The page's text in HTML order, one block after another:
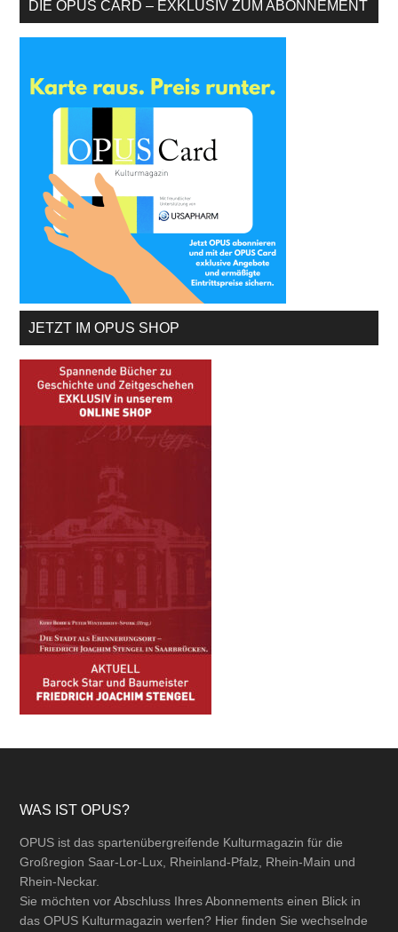
DIE OPUS CARD – EXKLUSIV ZUM ABONNEMENT
JETZT IM OPUS SHOP
Footer
WAS IST OPUS?
OPUS ist das spartenübergreifende Kulturmagazin für die
Großregion Saar-Lor-Lux, Rheinland-Pfalz, Rhein-Main und
Rhein-Neckar.
Sie möchten vor Abschluss Ihres Abonnements einen Blick in
das OPUS Kulturmagazin werfen? Hier finden Sie wechselnde